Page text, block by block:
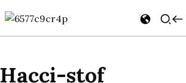
Hacci-stof